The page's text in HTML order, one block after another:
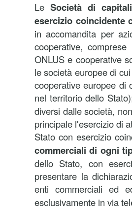
Le Società di
esercizio coincidente
in accomandita per
cooperative,
ONLUS e cooperative
le società europee di
cooperative europee di
nel territorio dello
diversi dalle società,
principale l'esercizio di
Stato con esercizio
commerciali di ogni
dello Stato, con
presentare la
enti commerciali ed
esclusivamente in via